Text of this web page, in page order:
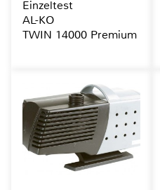
Einzeltest
AL-KO
TWIN 14000 Premium